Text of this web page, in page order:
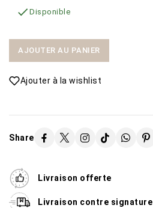
 Disponible
AJOUTER AU PANIER
Ajouter à la wishlist
Share
Livraison offerte
Livraison contre signature